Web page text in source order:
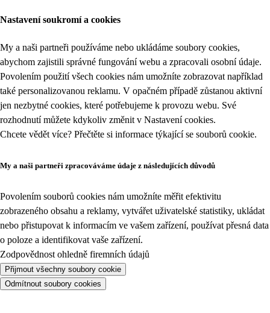
Nastavení soukromí a cookies
My a naši partneři používáme nebo ukládáme soubory cookies,
abychom zajistili správné fungování webu a zpracovali osobní údaje.
Povolením použití všech cookies nám umožníte zobrazovat například
také personalizovanou reklamu. V opačném případě zůstanou aktivní
jen nezbytné cookies, které potřebujeme k provozu webu. Své
rozhodnutí můžete kdykoliv změnit v Nastavení cookies.
Chcete vědět více? Přečtěte si informace týkající se souborů cookie.
My a naši partneři zpracováváme údaje z následujících důvodů
Povolením souborů cookies nám umožníte měřit efektivitu
zobrazeného obsahu a reklamy, vytvářet uživatelské statistiky, ukládat
nebo přistupovat k informacím ve vašem zařízení, používat přesná data
o poloze a identifikovat vaše zařízení.
Zodpovědnost ohledně firemních údajů
Přijmout všechny soubory cookie
Odmítnout soubory cookies